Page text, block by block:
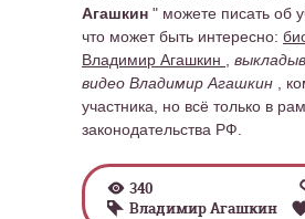
Агашкин " можете писать об
что может быть интересно:
Владимир Агашкин
видео Владимир Агашкин
,
участника, но всё только в
законодательства РФ.
340
Владимир Агашкин